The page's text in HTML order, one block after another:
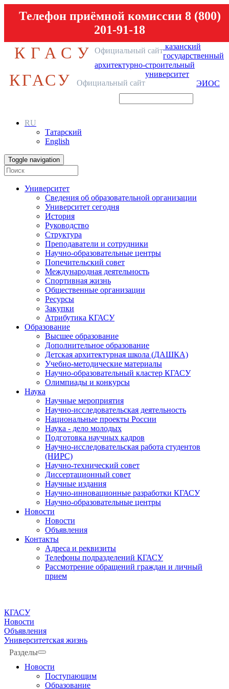
Телефон приёмной комиссии 8 (800)
201-91-18
КГАСУ Официальный сайт казанский
государственный
архитектурно-строительный
университет
КГАСУ Официальный сайт ЭИОС
RU
Татарский
English
Toggle navigation
Университет
Сведения об образовательной организации
Университет сегодня
История
Руководство
Структура
Преподаватели и сотрудники
Научно-образовательные центры
Попечительский совет
Международная деятельность
Спортивная жизнь
Общественные организации
Ресурсы
Закупки
Атрибутика КГАСУ
Образование
Высшее образование
Дополнительное образование
Детская архитектурная школа (ДАШКА)
Учебно-методические материалы
Научно-образовательный кластер КГАСУ
Олимпиады и конкурсы
Наука
Научные мероприятия
Научно-исследовательская деятельность
Национальные проекты России
Наука - дело молодых
Подготовка научных кадров
Научно-исследовательская работа студентов
(НИРС)
Научно-технический совет
Диссертационный совет
Научные издания
Научно-инновационные разработки КГАСУ
Научно-образовательные центры
Новости
Новости
Объявления
Контакты
Адреса и реквизиты
Телефоны подразделений КГАСУ
Рассмотрение обращений граждан и личный
прием
КГАСУ
Новости
Объявления
Университетская жизнь
Разделы
Новости
Поступающим
Образование